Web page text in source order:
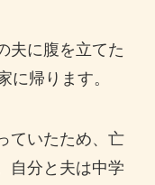
夫に腹を立てた
に帰ります。
ていたため、亡
自分と夫は中学